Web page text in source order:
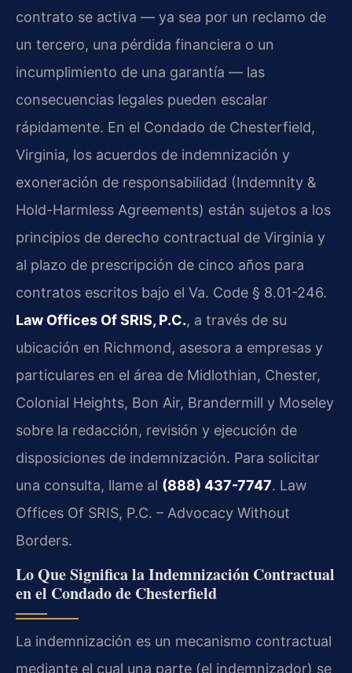
contrato se activa — ya sea por un reclamo de
un tercero, una pérdida financiera o un
incumplimiento de una garantía — las
consecuencias legales pueden escalar
rápidamente. En el Condado de Chesterfield,
Virginia, los acuerdos de indemnización y
exoneración de responsabilidad (Indemnity &
Hold-Harmless Agreements) están sujetos a los
principios de derecho contractual de Virginia y
al plazo de prescripción de cinco años para
contratos escritos bajo el Va. Code § 8.01-246.
Law Offices Of SRIS, P.C., a través de su
ubicación en Richmond, asesora a empresas y
particulares en el área de Midlothian, Chester,
Colonial Heights, Bon Air, Brandermill y Moseley
sobre la redacción, revisión y ejecución de
disposiciones de indemnización. Para solicitar
una consulta, llame al (888) 437-7747. Law
Offices Of SRIS, P.C. – Advocacy Without
Borders.
Lo Que Significa la Indemnización Contractual
en el Condado de Chesterfield
La indemnización es un mecanismo contractual
mediante el cual una parte (el indemnizador) se